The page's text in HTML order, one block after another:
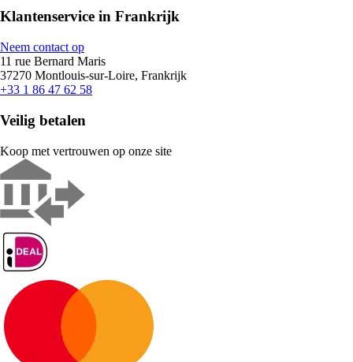
Klantenservice in Frankrijk
Neem contact op
11 rue Bernard Maris
37270 Montlouis-sur-Loire, Frankrijk
+33 1 86 47 62 58
Veilig betalen
Koop met vertrouwen op onze site